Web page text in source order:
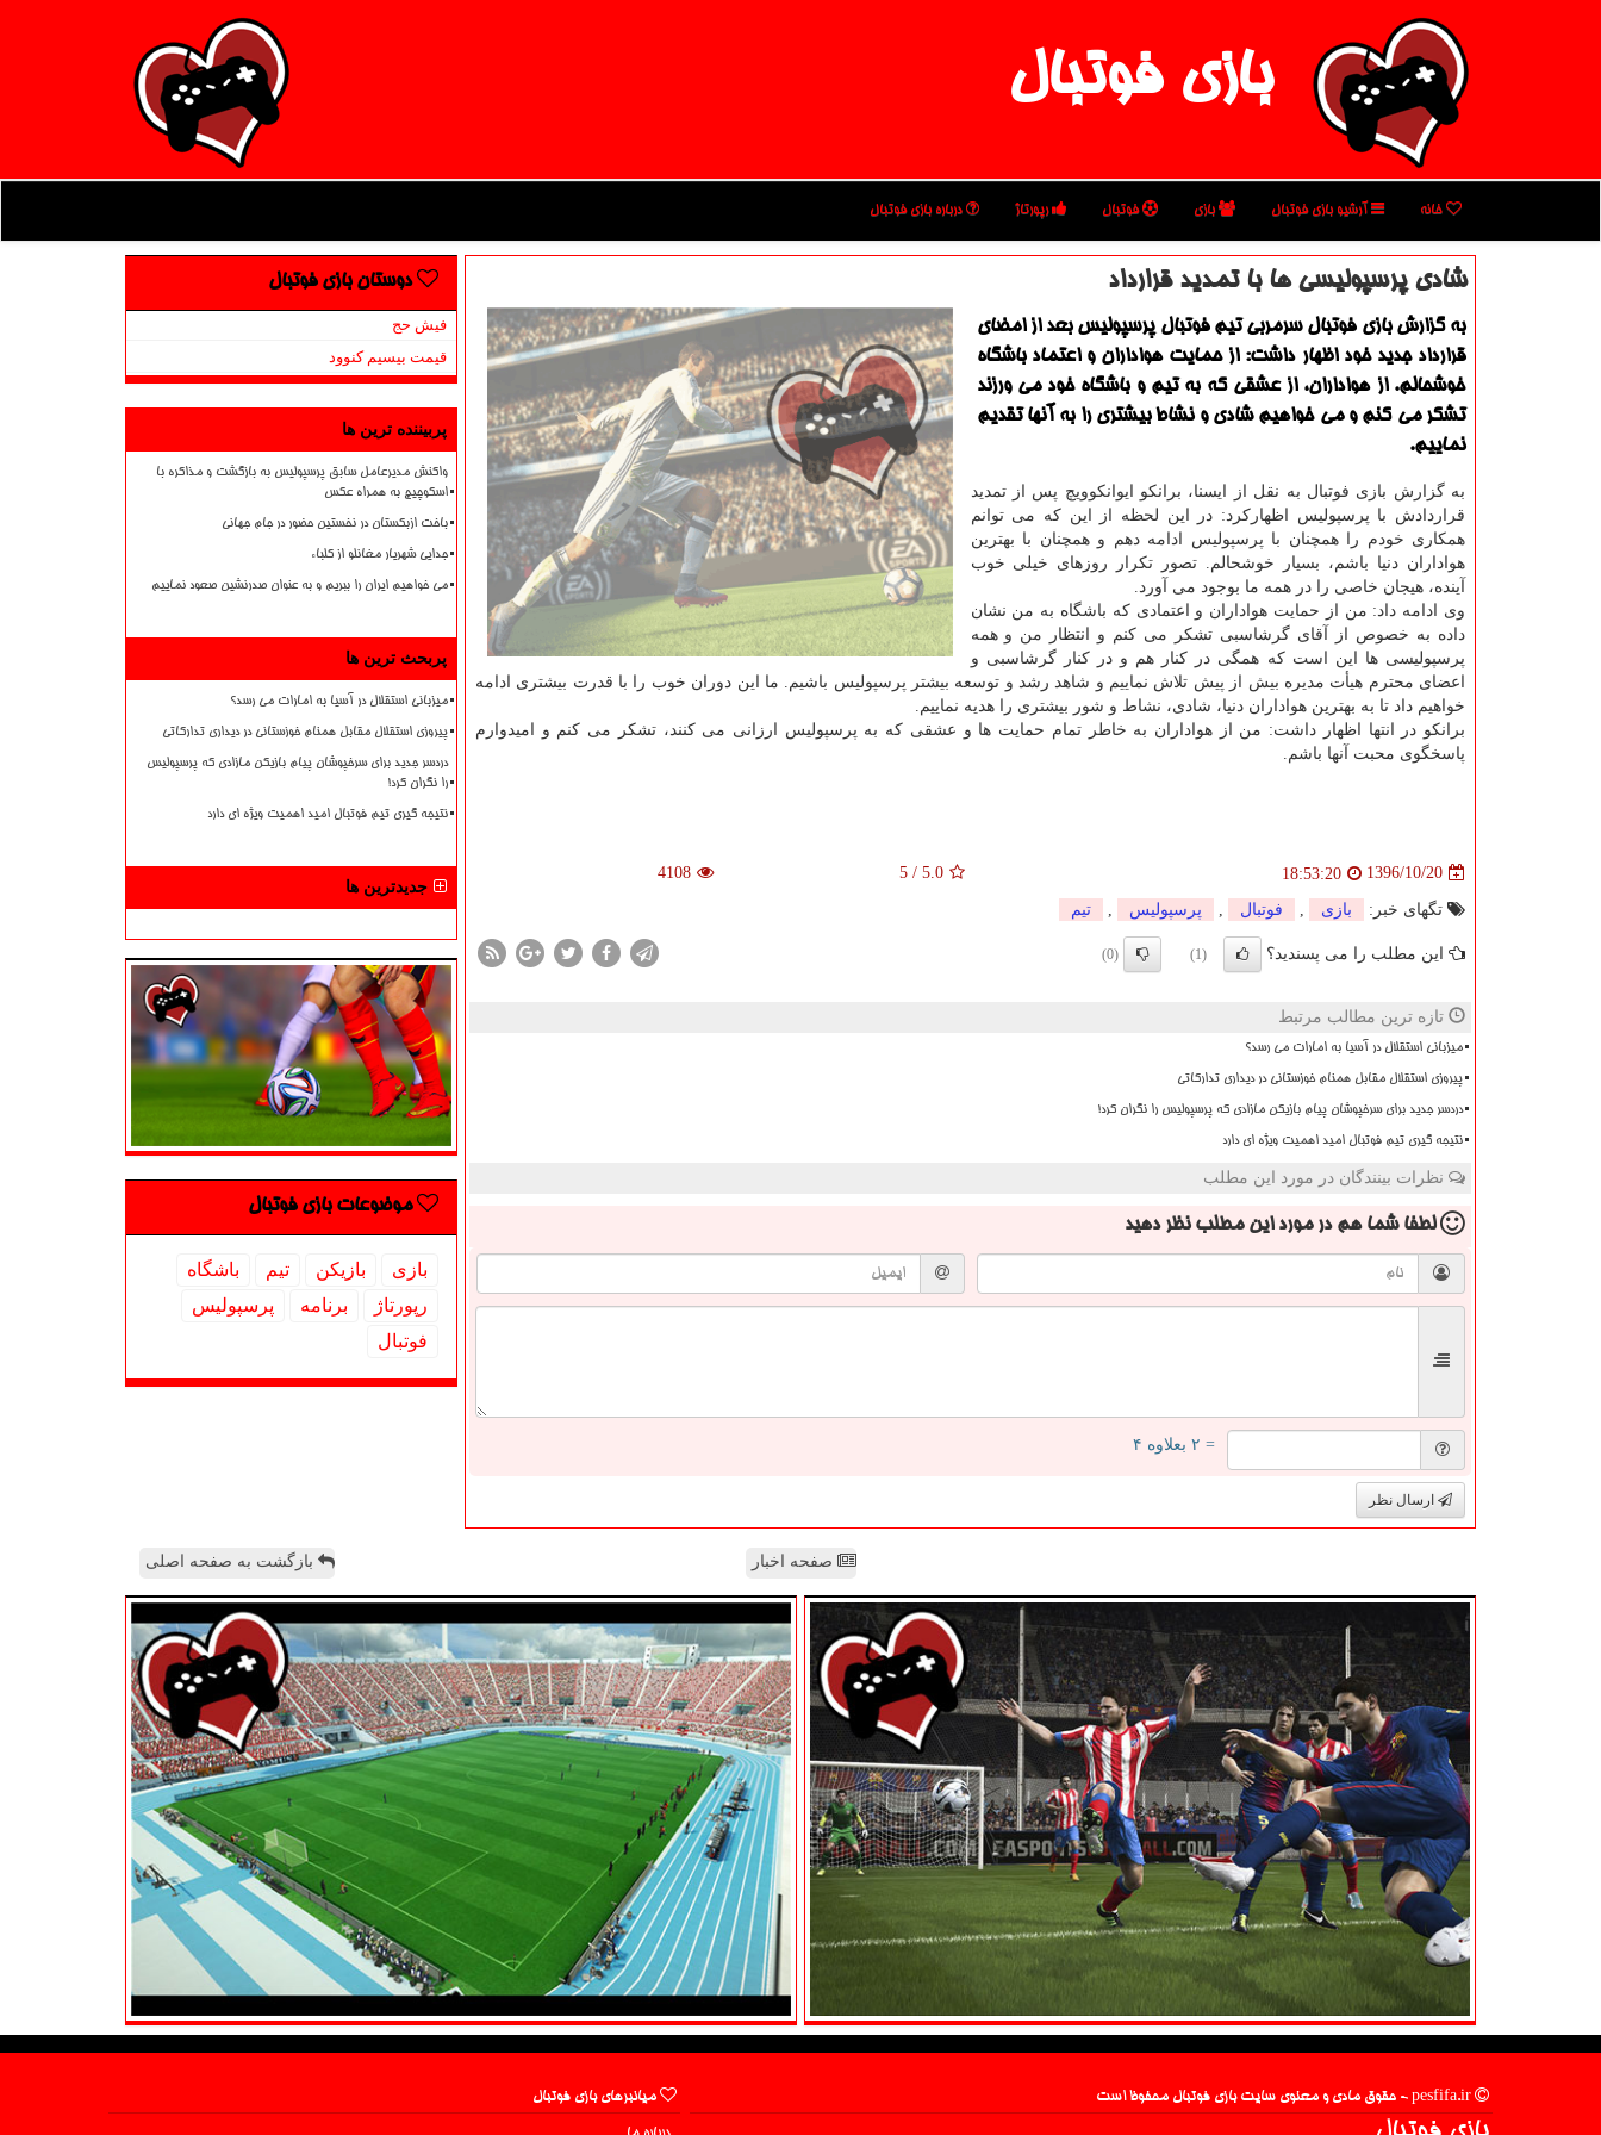
بازی فوتبال
خانه آرشیو بازی فوتبال بازی فوتبال رپورتاژ درباره بازی فوتبال
شادی پرسپولیسی ها با تمدید قرارداد
به گزارش بازی فوتبال سرمربی تیم فوتبال پرسپولیس بعد از امضای
قرارداد جدید خود اظهار داشت: از حمایت هواداران و اعتماد باشگاه
خوشحالم. از هواداران، از عشقی كه به تیم و باشگاه خود می ورزند
تشكر می كنم و می خواهیم شادی و نشاط بیشتری را به آنها تقدیم
نماییم.
به گزارش بازی فوتبال به نقل از ایسنا، برانكو ایوانكوویچ پس از تمدید
قراردادش با پرسپولیس اظهاركرد: در این لحظه از این كه می توانم
همكاری خودم را همچنان با پرسپولیس ادامه دهم و همچنان با بهترین
هواداران دنیا باشم، بسیار خوشحالم. تصور تكرار روزهای خیلی خوب
آینده، هیجان خاصی را در همه ما بوجود می آورد.
وی ادامه داد: من از حمایت هواداران و اعتمادی كه باشگاه به من نشان
داده به خصوص از آقای گرشاسبی تشكر می كنم و انتظار من و همه
پرسپولیسی ها این است كه همگی در كنار هم و در كنار گرشاسبی و
اعضای محترم هیأت مدیره بیش از پیش تلاش نماییم و شاهد رشد و توسعه بیشتر پرسپولیس باشیم. ما این دوران خوب را با قدرت بیشتری ادامه
خواهیم داد تا به بهترین هواداران دنیا، شادی، نشاط و شور بیشتری را هدیه نماییم.
برانكو در انتها اظهار داشت: من از هواداران به خاطر تمام حمایت ها و عشقی كه به پرسپولیس ارزانی می كنند، تشكر می كنم و امیدوارم
پاسخگوی محبت آنها باشم.
1396/10/20
18:53:20
5.0
/
5
4108
تگهای خبر: بازی فوتبال پرسپولیس تیم
این مطلب را می پسندید؟ (1)
(0)
تازه ترین مطالب مرتبط
میزبانی استقلال در آسیا به امارات می رسد؟
پیروزی استقلال مقابل همنام خوزستانی در دیداری تدارکاتی
دردسر جدید برای سرخپوشان پیام بازیکن مازادی که پرسپولیس را نگران کرد!
نتیجه گیری تیم فوتبال امید اهمیت ویژه ای دارد
نظرات بینندگان در مورد این مطلب
لطفا شما همدر مورد این مطلب نظر دهید
= ۲ بعلاوه ۴
ارسال نظر
دوستان بازی فوتبال
فیش حج
قیمت بیسیم کنوود
پربیننده ترین ها
واکنش مدیرعامل سابق پرسپولیس به بازگشت و مذاکره با
اسکوچیچ به همراه عکس
باخت ازبکستان در نخستین حضور در جام جهانی
جدایی شهریار مغانلو از کلباء
می خواهیم ایران را ببریم و به عنوان صدرنشین صعود نماییم
پربحث ترین ها
میزبانی استقلال در آسیا به امارات می رسد؟
پیروزی استقلال مقابل همنام خوزستانی در دیداری تدارکاتی
دردسر جدید برای سرخپوشان پیام بازیکن مازادی که پرسپولیس
را نگران کرد!
نتیجه گیری تیم فوتبال امید اهمیت ویژه ای دارد
جدیدترین ها
موضوعات بازی فوتبال
بازی بازیكن تیم
باشگاه
رپورتاژ
برنامه
پرسپولیس
فوتبال
صفحه اخبار بازگشت به صفحه اصلی
میانبرهای بازی فوتبال